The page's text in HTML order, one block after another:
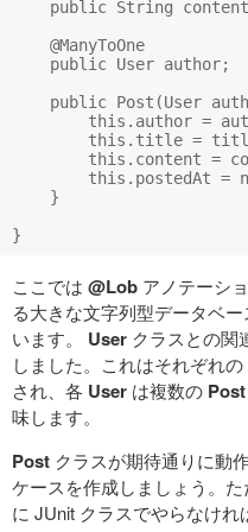
public String
    @ManyToOne
    public User author;
public Post(User
this.author =
this.title =
this.content =
this.postedAt =
    }
ここでは @Lob アノテーシ
る大きな文字列型データベ
います。 User クラスとの関
しました。これはそれぞれの
され、各 User は複数の Post
味します。
Post クラスが期待通りに動
ケースを作成しましょう。
に JUnit クラスでやらなけ